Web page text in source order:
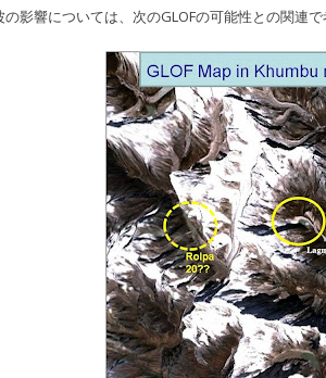
影響については、次のGLOFの可能性との関連